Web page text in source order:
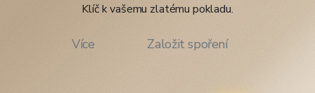
Klíč k vašemu zlatému pokladu.
Více Založit spoření